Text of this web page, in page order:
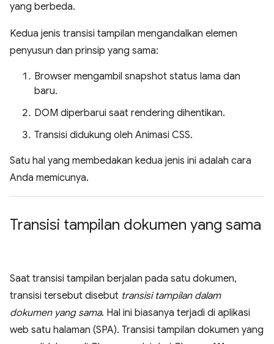
yang berbeda.
Kedua jenis transisi tampilan mengandalkan elemen
penyusun dan prinsip yang sama:
Browser mengambil snapshot status lama dan
baru.
DOM diperbarui saat rendering dihentikan.
Transisi didukung oleh Animasi CSS.
Satu hal yang membedakan kedua jenis ini adalah cara
Anda memicunya.
Transisi tampilan dokumen yang sama
Saat transisi tampilan berjalan pada satu dokumen,
transisi tersebut disebut transisi tampilan dalam
dokumen yang sama. Hal ini biasanya terjadi di aplikasi
web satu halaman (SPA). Transisi tampilan dokumen yang